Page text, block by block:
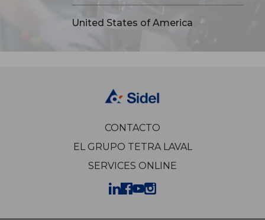
United States of America
CONTACTO
EL GRUPO TETRA LAVAL
SERVICES ONLINE